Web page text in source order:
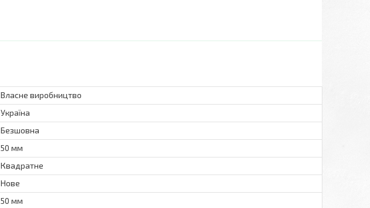
Власне виробництво
Україна
Безшовна
50 мм
Квадратне
Нове
50 мм